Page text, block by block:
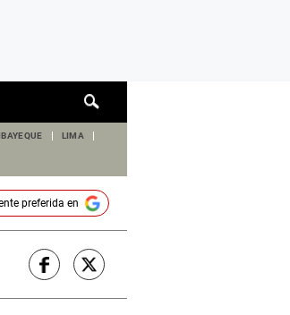
de
LIMA
preferida en